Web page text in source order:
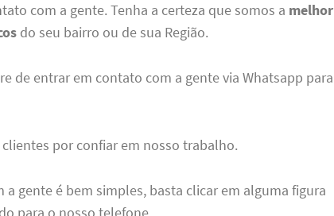
com a gente. Tenha a certeza que somos a melhor
do seu bairro ou de sua Região.
de entrar em contato com a gente via Whatsapp para
por confiar em nosso trabalho.
a gente é bem simples, basta clicar em alguma figura
para o nosso telefone.